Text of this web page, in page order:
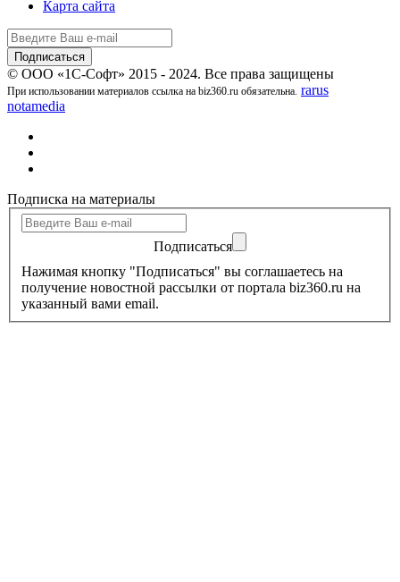
Карта сайта
© ООО «1С-Софт» 2015 - 2024. Все права защищены
При использовании материалов ссылка на biz360.ru обязательна. rarus
notamedia
Подписка на материалы
Подписаться
Нажимая кнопку "Подписаться" вы соглашаетесь на
получение новостной рассылки от портала biz360.ru на
указанный вами email.